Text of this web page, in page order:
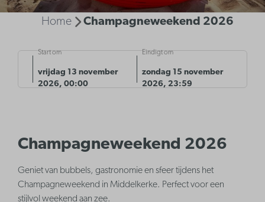
Home Champagneweekend 2026
Start om
vrijdag 13 november
2026, 00:00
Eindigt om
zondag 15 november
2026, 23:59
Champagneweekend 2026
Geniet van bubbels, gastronomie en sfeer tijdens het
Champagneweekend in Middelkerke. Perfect voor een
stijlvol weekend aan zee.